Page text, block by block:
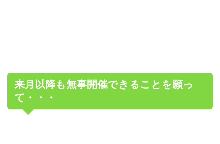
来月以降も無事開催できることを願っ
て・・・